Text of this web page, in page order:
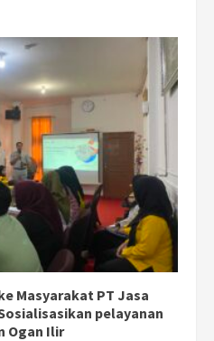
Masyarakat PT Jasa
pelayanan
Ogan Ilir